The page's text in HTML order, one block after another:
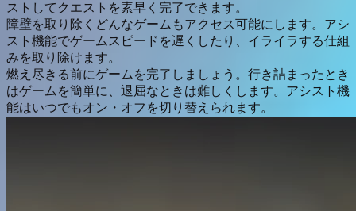
ストしてクエストを素早く完了できます。
障壁を取り除く どんなゲームもアクセス可能にします。アシ
スト機能でゲームスピードを遅くしたり、イライラする仕組
みを取り除けます。
燃え尽きる前にゲームを完了しましょう。行き詰まったとき
はゲームを簡単に、退屈なときは難しくします。アシスト機
能はいつでもオン・オフを切り替えられます。